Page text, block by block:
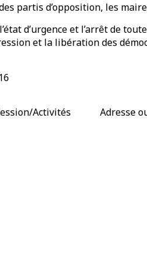
partis d’opposition, les
d’urgence et l’arrêt de
et la libération des
Activités Adresse